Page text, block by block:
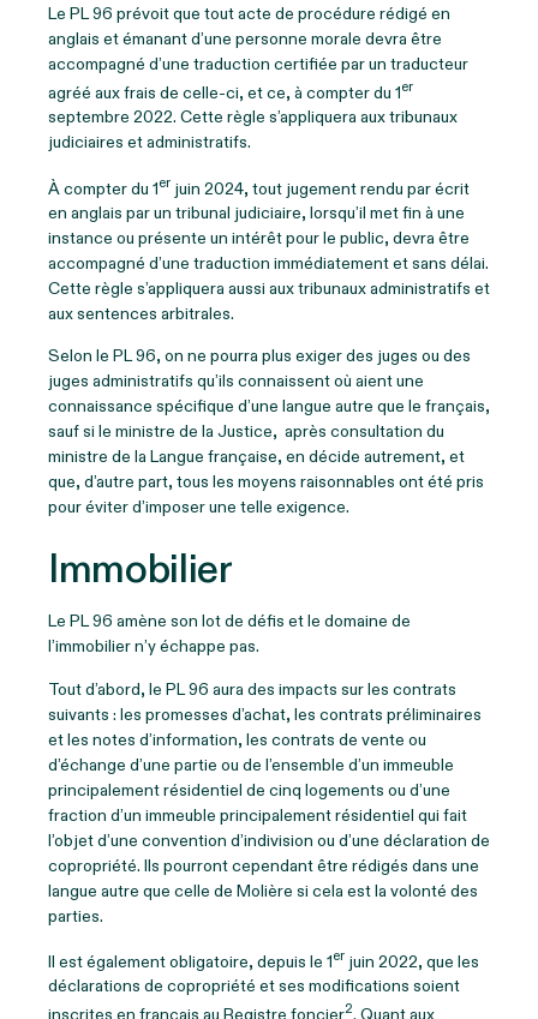
Le PL 96 prévoit que tout acte de procédure rédigé en
anglais et émanant d’une personne morale devra être
accompagné d’une traduction certifiée par un traducteur
agréé aux frais de celle-ci, et ce, à compter du 1er
septembre 2022. Cette règle s’appliquera aux tribunaux
judiciaires et administratifs.
À compter du 1er juin 2024, tout jugement rendu par écrit
en anglais par un tribunal judiciaire, lorsqu’il met fin à une
instance ou présente un intérêt pour le public, devra être
accompagné d’une traduction immédiatement et sans délai.
Cette règle s’appliquera aussi aux tribunaux administratifs et
aux sentences arbitrales.
Selon le PL 96, on ne pourra plus exiger des juges ou des
juges administratifs qu’ils connaissent où aient une
connaissance spécifique d’une langue autre que le français,
sauf si le ministre de la Justice, après consultation du
ministre de la Langue française, en décide autrement, et
que, d’autre part, tous les moyens raisonnables ont été pris
pour éviter d’imposer une telle exigence.
Immobilier
Le PL 96 amène son lot de défis et le domaine de
l’immobilier n’y échappe pas.
Tout d’abord, le PL 96 aura des impacts sur les contrats
suivants : les promesses d’achat, les contrats préliminaires
et les notes d’information, les contrats de vente ou
d’échange d’une partie ou de l’ensemble d’un immeuble
principalement résidentiel de cinq logements ou d’une
fraction d’un immeuble principalement résidentiel qui fait
l’objet d’une convention d’indivision ou d’une déclaration de
copropriété. Ils pourront cependant être rédigés dans une
langue autre que celle de Molière si cela est la volonté des
parties.
Il est également obligatoire, depuis le 1er juin 2022, que les
déclarations de copropriété et ses modifications soient
2